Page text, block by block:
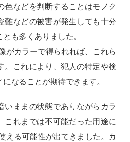
色などを判断することはモノク
難などの被害が発生しても十分
も多くありました。
がカラーで得られれば、これら
。これにより、犯人の特定や検
なることが期待できます。
いままの状態でありながらカラ
これまでは不可能だった用途に
える可能性が出てきました。カ